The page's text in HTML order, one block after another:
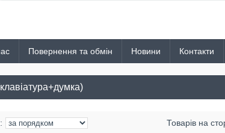
Повернення та обмін Новини Контакти